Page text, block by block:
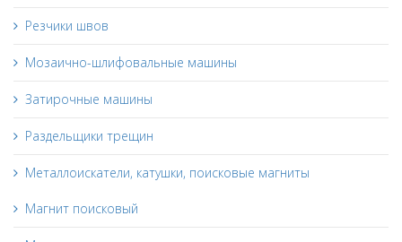
Резчики швов
Мозаично-шлифовальные машины
Затирочные машины
Раздельщики трещин
Металлоискатели, катушки, поисковые магниты
Магнит поисковый